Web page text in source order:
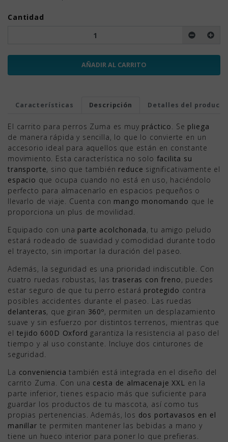
Cantidad
AÑADIR AL CARRITO
Características Descripción Detalles del producto
El carrito para perros Zuma es muy práctico. Se pliega
de manera rápida y sencilla, lo que lo convierte en un
accesorio ideal para aquellos que están en constante
movimiento. Esta característica no solo facilita su
transporte, sino que también reduce significativamente el
espacio que ocupa cuando no está en uso, haciéndolo
perfecto para almacenarlo en espacios pequeños o
llevarlo de viaje. Cuenta con mango monomando que le
proporciona un plus de movilidad.
Equipado con una parte acolchonada, tu amigo peludo
estará rodeado de suavidad y comodidad durante todo
el trayecto, sin importar la duración del paseo.
Además, la seguridad es una prioridad indiscutible. Con
cuatro ruedas robustas, las traseras con freno, puedes
estar seguro de que tu perro estará protegido contra
posibles accidentes durante el paseo. Las ruedas
delanteras, que giran 360º, permiten un desplazamiento
suave y sin esfuerzo por distintos terrenos, mientras que
el tejido 600D Oxford garantiza la resistencia al paso del
tiempo y al uso constante. Incluye dos cinturones de
seguridad.
La convenienciatambién está integrada en el diseño del
carrito Zuma. Con una cesta de almacenaje XXL en la
parte inferior, tienes espacio más que suficiente para
guardar los productos de tu mascota, así como tus
propias pertenencias. Además, los dos portavasos en el
manillar te permiten mantener las bebidas a mano y
tiene un hueco interior para poner lo que prefieras.